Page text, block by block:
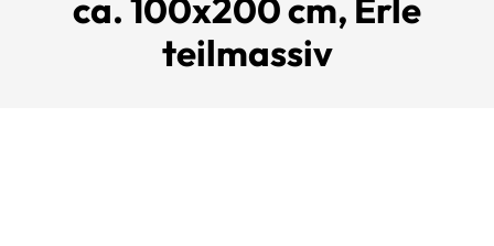
ca. 100x200 cm, Erle
teilmassiv